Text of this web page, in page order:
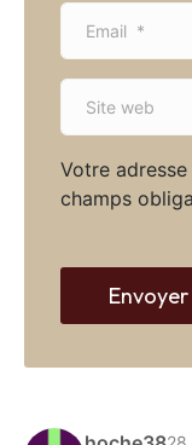
Votre
champs
*
E
a
l
*
S
e
w
b
Envoyer